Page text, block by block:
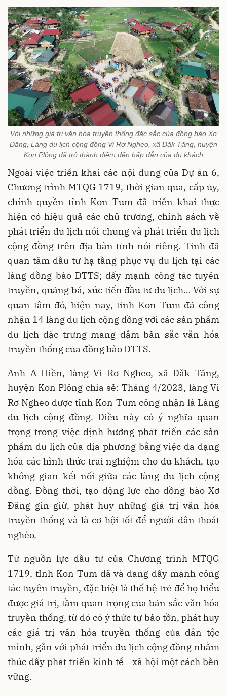
Với những giá trị văn hóa truyền thống đặc sắc của đồng bào Xơ
Đăng, Làng du lịch cộng đồng Vi Rơ Ngheo, xã Đăk Tăng, huyện
Kon Plông đã trở thành điểm đến hấp dẫn của du khách
Ngoài việc triển khai các nội dung của Dự án 6,
Chương trình MTQG 1719, thời gian qua, cấp ủy,
chính quyền tỉnh Kon Tum đã triển khai thực
hiện có hiệu quả các chủ trương, chính sách về
phát triển du lịch nói chung và phát triển du lịch
cộng đồng trên địa bàn tỉnh nói riêng. Tỉnh đã
quan tâm đầu tư hạ tầng phục vụ du lịch tại các
làng đồng bào DTTS; đẩy mạnh công tác tuyên
truyền, quảng bá, xúc tiến đầu tư du lịch… Với sự
quan tâm đó, hiện nay, tỉnh Kon Tum đã công
nhận 14 làng du lịch cộng đồng với các sản phẩm
du lịch đặc trưng mang đậm bản sắc văn hóa
truyền thống của đồng bào DTTS.
Anh A Hiền, làng Vi Rơ Ngheo, xã Đăk Tăng,
huyện Kon Plông chia sẻ: Tháng 4/2023, làng Vi
Rơ Ngheo được tỉnh Kon Tum công nhận là Làng
du lịch cộng đồng. Điều này có ý nghĩa quan
trọng trong việc định hướng phát triển các sản
phẩm du lịch của địa phương bằng việc đa dạng
hóa các hình thức trải nghiệm cho du khách, tạo
không gian kết nối giữa các làng du lịch cộng
đồng. Đồng thời, tạo động lực cho đồng bào Xơ
Đăng gìn giữ, phát huy những giá trị văn hóa
truyền thống và là cơ hội tốt để người dân thoát
nghèo.
Từ nguồn lực đầu tư của Chương trình MTQG
1719, tỉnh Kon Tum đã và đang đẩy mạnh công
tác tuyên truyền, đặc biệt là thế hệ trẻ để họ hiểu
được giá trị, tầm quan trọng của bản sắc văn hóa
truyền thống, từ đó có ý thức tự bảo tồn, phát huy
các giá trị văn hóa truyền thống của dân tộc
mình, gắn với phát triển du lịch cộng đồng nhằm
thúc đẩy phát triển kinh tế - xã hội một cách bền
vững.